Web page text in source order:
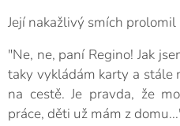
Její nakažlivý smích
"Ne, ne, paní Regino! Jak
taky vykládám karty a stále
na cestě. Je pravda, že
práce, děti už mám z